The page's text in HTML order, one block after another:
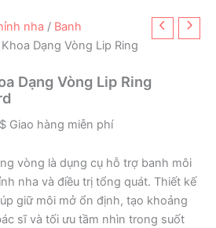
nha / Banh
Dạng Vòng Lip Ring
Dạng Vòng Lip Ring
₫
₫
$ Giao hàng miễn phí
vòng là dụng cụ hỗ trợ banh môi
nha và điều trị tổng quát. Thiết kế
giữ môi mở ổn định, tạo khoảng
sĩ và tối ưu tầm nhìn trong suốt